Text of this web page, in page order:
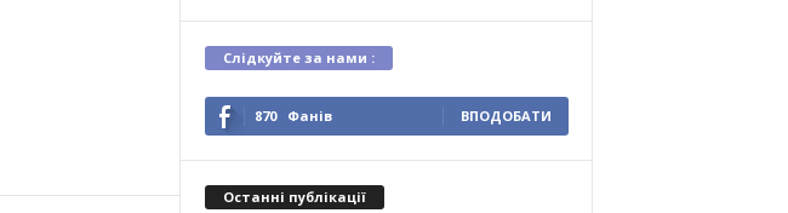
Слідкуйте за нами :
870 Фанів ВПОДОБАТИ
Останні публікації